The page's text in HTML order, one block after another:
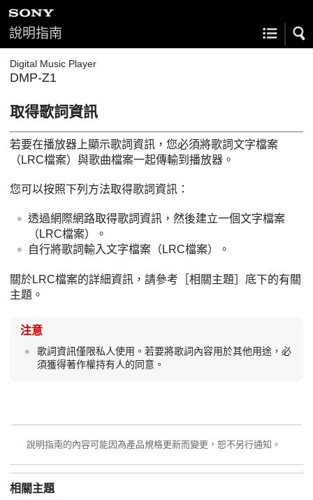
說明指南
Digital Music Player
DMP-Z1
取得歌詞資訊
若要在播放器上顯示歌詞資訊，您必須將歌詞文字檔案
（LRC檔案）與歌曲檔案一起傳輸到播放器。
您可以按照下列方法取得歌詞資訊：
透過網際網路取得歌詞資訊，然後建立一個文字檔案
（LRC檔案）。
自行將歌詞輸入文字檔案（LRC檔案）。
關於LRC檔案的詳細資訊，請參考［相關主題］底下的有關
主題。
注意
歌詞資訊僅限私人使用。若要將歌詞內容用於其他用途，必
須獲得著作權持有人的同意。
說明指南的內容可能因為產品規格更新而變更，恕不另行通知。
相關主題